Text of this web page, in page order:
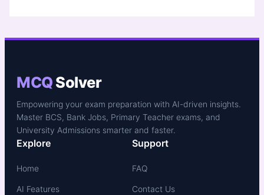
MCQSolver
Empowering your exam preparation with AI-driven insights.
Master BCS, Bank Jobs, Primary Teacher exams, and
University Admissions smarter and faster.
Explore
Home
AI Features
Support
FAQ
Contact Us